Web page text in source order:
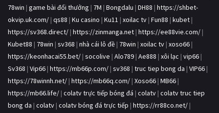
78win | game bài đổi thưởng | 7M | Bongdalu | DH88 | https://shbet-
okvip.uk.com/ | qs88 | Ku casino | Ku11 | xoilac tv | Fun88 | kubet |
https://sv368.direct/ | https://zinmanga.net | https://ee88vie.com/ |
Kubet88 | 78win | sv368 | nhà cái lô đề | 78win | xoilac tv | xoso66 |
https://keonhacai55.bet/ | socolive | Alo789 | Ae888 | xôi lạc | vip66 |
Sv368 | Vip66 | https://mb66p.com/ | sv368 | truc tiep bong da | VIP66 |
https://78winnh.net/ | https://mb66q.com/ | Xoso66 | MB66 |
https://mb66.life/ | colatv trực tiếp bóng đá | colatv | colatv truc tiep
bong da | colatv | colatv bóng đá trực tiếp | https://rr88co.net/ |